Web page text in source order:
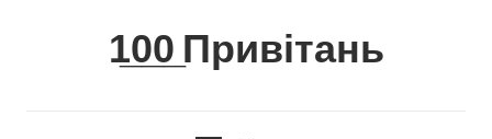
1̲0̲0̲ Привітань